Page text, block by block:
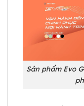
Sản phẩm Evo